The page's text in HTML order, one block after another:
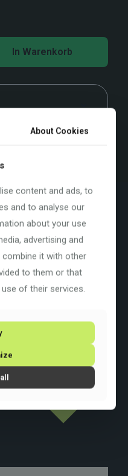
In Warenkorb
variieren.
Informationen
About Cookies
content and ads, to
and to analyse our
about your use
advertising and
it with other
to them or that
of their services.